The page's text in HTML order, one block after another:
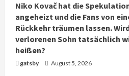
Niko Kovač hat die
angeheizt und die Fans von
Rückkehr träumen lassen.
verlorenen Sohn tatsächlich
heißen?
gatsby August 5, 2026